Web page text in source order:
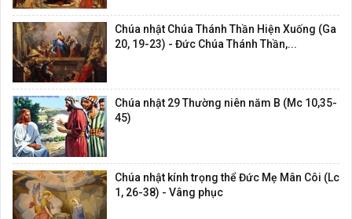
Chúa nhật Chúa Thánh Thần Hiện Xuống (Ga
20, 19-23) - Đức Chúa Thánh Thần,...
Chúa nhật 29 Thường niên năm B (Mc 10,35-
45)
Chúa nhật kính trọng thể Đức Mẹ Mân Côi (Lc
1, 26-38) - Vâng phục